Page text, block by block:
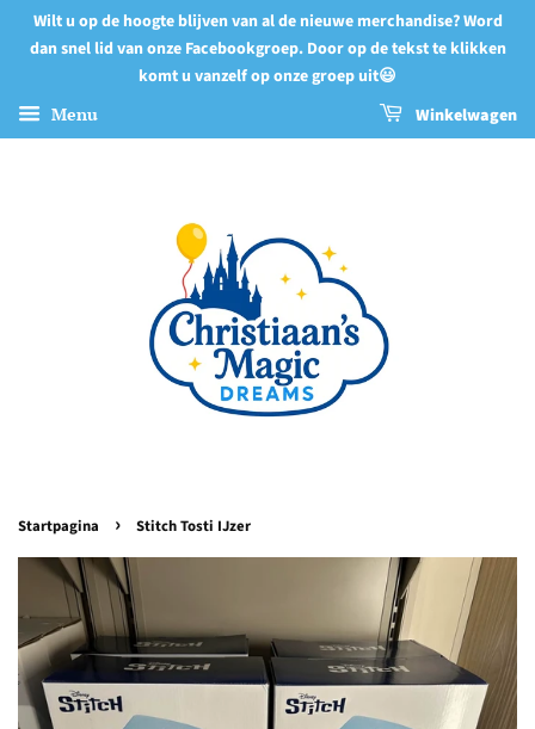
Wilt u op de hoogte blijven van al de nieuwe merchandise? Word
dan snel lid van onze Facebookgroep. Door op de tekst te klikken
komt u vanzelf op onze groep uit😃
Menu Winkelwagen
Startpagina › Stitch Tosti IJzer